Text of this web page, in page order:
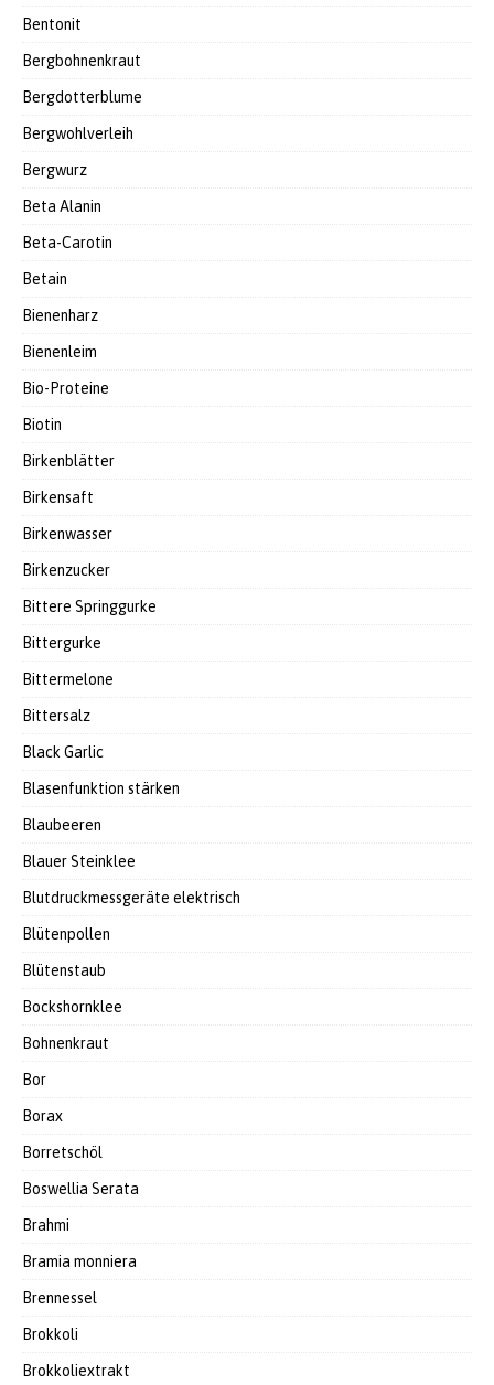
Bentonit
Bergbohnenkraut
Bergdotterblume
Bergwohlverleih
Bergwurz
Beta Alanin
Beta-Carotin
Betain
Bienenharz
Bienenleim
Bio-Proteine
Biotin
Birkenblätter
Birkensaft
Birkenwasser
Birkenzucker
Bittere Springgurke
Bittergurke
Bittermelone
Bittersalz
Black Garlic
Blasenfunktion stärken
Blaubeeren
Blauer Steinklee
Blutdruckmessgeräte elektrisch
Blütenpollen
Blütenstaub
Bockshornklee
Bohnenkraut
Bor
Borax
Borretschöl
Boswellia Serata
Brahmi
Bramia monniera
Brennessel
Brokkoli
Brokkoliextrakt